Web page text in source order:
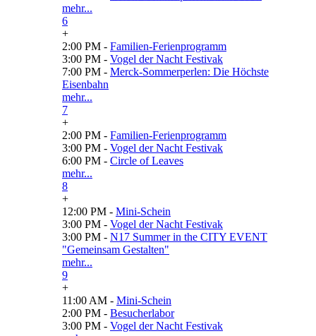
mehr...
6
+
2:00 PM - Familien-Ferienprogramm
3:00 PM - Vogel der Nacht Festivak
7:00 PM - Merck-Sommerperlen: Die Höchste
Eisenbahn
mehr...
7
+
2:00 PM - Familien-Ferienprogramm
3:00 PM - Vogel der Nacht Festivak
6:00 PM - Circle of Leaves
mehr...
8
+
12:00 PM - Mini-Schein
3:00 PM - Vogel der Nacht Festivak
3:00 PM - N17 Summer in the CITY EVENT
"Gemeinsam Gestalten"
mehr...
9
+
11:00 AM - Mini-Schein
2:00 PM - Besucherlabor
3:00 PM - Vogel der Nacht Festivak